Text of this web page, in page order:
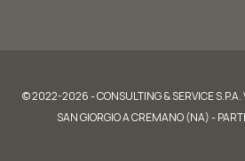
© 2022-2026 - CONSULTING & SERVICE
SAN GIORGIO A CREMANO (NA) -